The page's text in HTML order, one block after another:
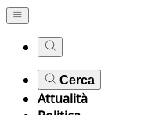
Cerca
Attualità